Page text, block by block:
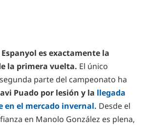
es exactamente la
la primera vuelta. El único
parte del campeonato ha
Puado por lesión y la llegada
en el mercado invernal. Desde el
en Manolo González es plena,